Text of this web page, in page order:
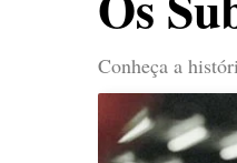
Conheça a